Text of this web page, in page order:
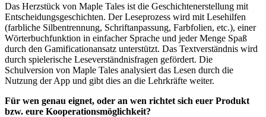
Das Herzstück von Maple Tales ist die Geschichtenerstellung mit
Entscheidungsgeschichten. Der Leseprozess wird mit Lesehilfen
(farbliche Silbentrennung, Schriftanpassung, Farbfolien, etc.), einer
Wörterbuchfunktion in einfacher Sprache und jeder Menge Spaß
durch den Gamificationansatz unterstützt. Das Textverständnis wird
durch spielerische Leseverständnisfragen gefördert. Die
Schulversion von Maple Tales analysiert das Lesen durch die
Nutzung der App und gibt dies an die Lehrkräfte weiter.
Für wen genau eignet, oder an wen richtet sich euer Produkt
bzw. eure Kooperationsmöglichkeit?